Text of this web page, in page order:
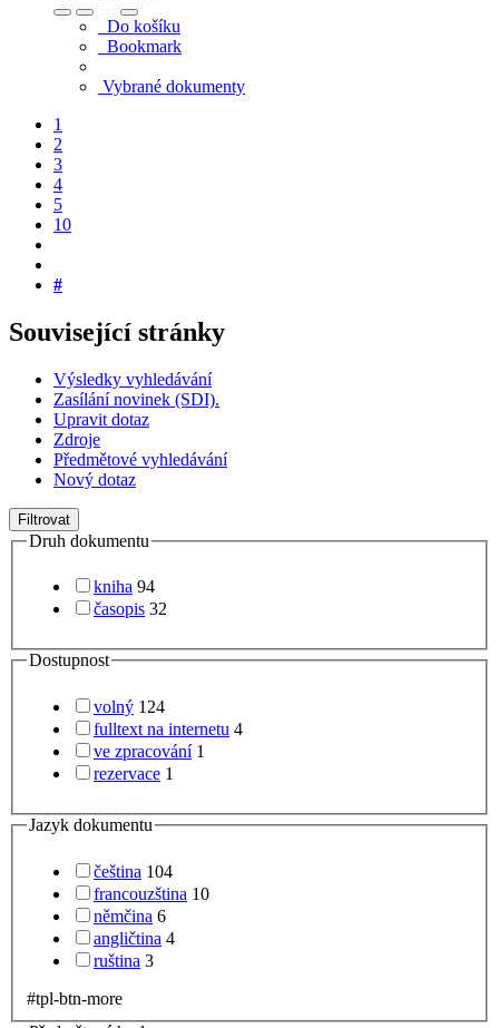
Do košíku
Bookmark
Vybrané dokumenty
1
2
3
4
5
10
#
Související stránky
Výsledky vyhledávání
Zasílání novinek (SDI).
Upravit dotaz
Zdroje
Předmětové vyhledávání
Nový dotaz
Filtrovat
Druh dokumentu
kniha 94
časopis 32
Dostupnost
volný 124
fulltext na internetu 4
ve zpracování 1
rezervace 1
Jazyk dokumentu
čeština 104
francouzština 10
němčina 6
angličtina 4
ruština 3
#tpl-btn-more